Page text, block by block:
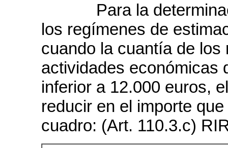
Para la
los regímenes de
cuando la cuantía de
actividades económicas
inferior a 12.000 euros,
reducir en el importe
cuadro: (Art. 110.3.c)